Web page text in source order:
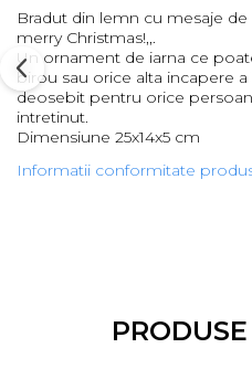
Bradut din lemn cu mesaje de
merry Christmas!,,.
Un ornament de iarna ce
birou sau orice alta incapere
deosebit pentru orice
intretinut.
Dimensiune 25x14x5 cm
Informatii conformitate